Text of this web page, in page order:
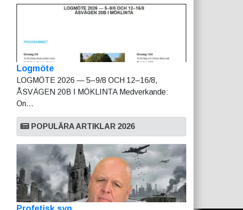
Logmöte
LOGMÖTE 2026 — 5–9/8 OCH 12–16/8,
ÅSVÄGEN 20B I MÖKLINTA Medverkande:
On...
POPULÄRA ARTIKLAR 2026